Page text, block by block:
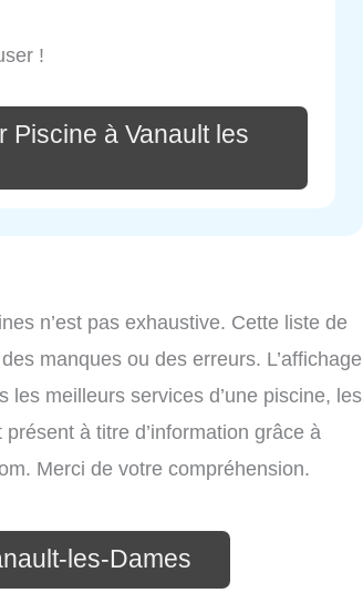
!
Piscine à Vanault les
n’est pas exhaustive. Cette liste de
manques ou des erreurs. L’affichage
meilleurs services d’une piscine, les
à titre d’information grâce à
Merci de votre compréhension.
les-Dames